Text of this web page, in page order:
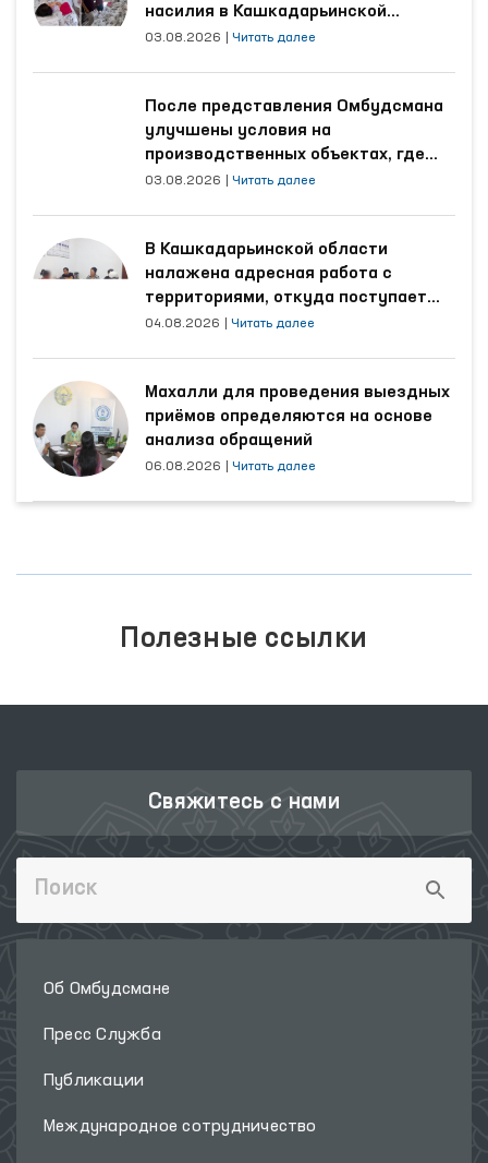
насилия в Кашкадарьинской
области
03.08.2026 Читать далее
После представления Омбудсмана
улучшены условия на
производственных объектах, где
трудятся осуждённые
03.08.2026 Читать далее
В Кашкадарьинской области
налажена адресная работа с
территориями, откуда поступает
наибольшее количество обращений
04.08.2026 Читать далее
Махалли для проведения выездных
приёмов определяются на основе
анализа обращений
06.08.2026 Читать далее
Полезные ссылки
Свяжитесь с нами
Об Омбудсмане
Пресс Служба
Публикации
Международное сотрудничество